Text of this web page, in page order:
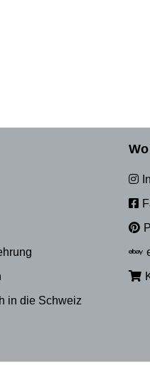
in die Schweiz